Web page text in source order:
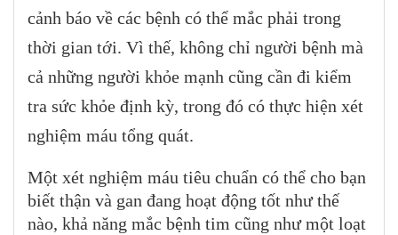
cảnh báo về các bệnh có thể mắc phải trong
thời gian tới. Vì thế, không chỉ người bệnh mà
cả những người khỏe mạnh cũng cần đi kiểm
tra sức khỏe định kỳ, trong đó có thực hiện xét
nghiệm máu tổng quát.
Một xét nghiệm máu tiêu chuẩn có thể cho bạn
biết thận và gan đang hoạt động tốt như thế
nào, khả năng mắc bệnh tim cũng như một loạt